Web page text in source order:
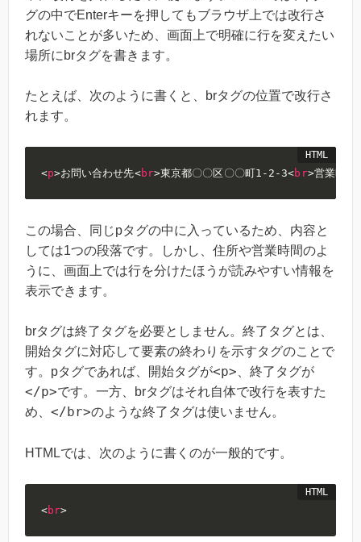
グの中でEnterキーを押してもブラウザ上では改行さ
れないことが多いため、画面上で明確に行を変えたい
場所にbrタグを書きます。
たとえば、次のように書くと、brタグの位置で改行さ
れます。
<p>お問い合わせ先<br>東京都〇〇区〇〇町1-2-3<br>営業時
この場合、同じpタグの中に入っているため、内容と
しては1つの段落です。しかし、住所や営業時間のよ
うに、画面上では行を分けたほうが読みやすい情報を
表示できます。
brタグは終了タグを必要としません。終了タグとは、
開始タグに対応して要素の終わりを示すタグのことで
す。pタグであれば、開始タグが<p>、終了タグが
</p>です。一方、brタグはそれ自体で改行を表すた
め、 </br>のような終了タグは使いません。
HTMLでは、次のように書くのが一般的です。
<br>